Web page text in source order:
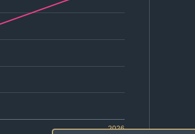
2026